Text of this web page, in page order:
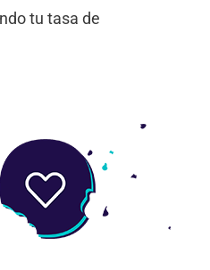
tu tasa de